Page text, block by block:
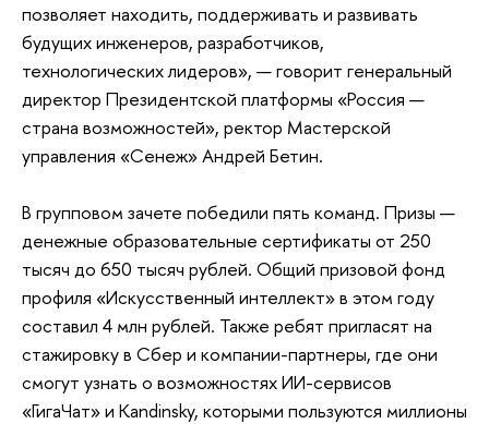
позволяет находить, поддерживать и развивать
будущих инженеров, разработчиков,
технологических лидеров», — говорит генеральный
директор Президентской платформы «Россия —
страна возможностей», ректор Мастерской
управления «Сенеж» Андрей Бетин.
В групповом зачете победили пять команд. Призы —
денежные образовательные сертификаты от 250
тысяч до 650 тысяч рублей. Общий призовой фонд
профиля «Искусственный интеллект» в этом году
составил 4 млн рублей. Также ребят пригласят на
стажировку в Сбер и компании-партнеры, где они
смогут узнать о возможностях ИИ-сервисов
«ГигаЧат» и Kandinsky, которыми пользуются миллионы